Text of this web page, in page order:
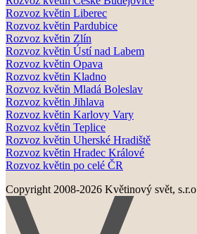
Rozvoz květin Liberec
Rozvoz květin Pardubice
Rozvoz květin Zlín
Rozvoz květin Ústí nad Labem
Rozvoz květin Opava
Rozvoz květin Kladno
Rozvoz květin Mladá Boleslav
Rozvoz květin Jihlava
Rozvoz květin Karlovy Vary
Rozvoz květin Teplice
Rozvoz květin Uherské Hradiště
Rozvoz květin Hradec Králové
Rozvoz květin po celé ČR
Copyright 2008-2026 Květinový svět, s.r.o